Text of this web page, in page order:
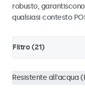
robusto,
qualsiasi contesto
Filtro (21)
Resistente all'acqua